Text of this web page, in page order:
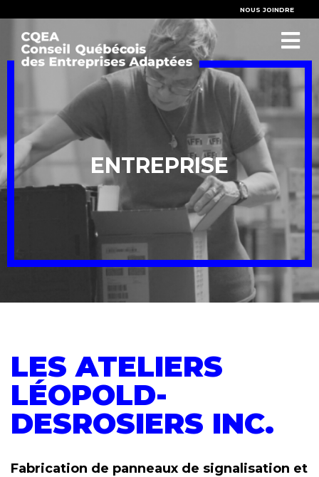
NOUS JOINDRE
ENTREPRISE
LES ATELIERS
LÉOPOLD-
DESROSIERS INC.
Fabrication de panneaux de signalisation et